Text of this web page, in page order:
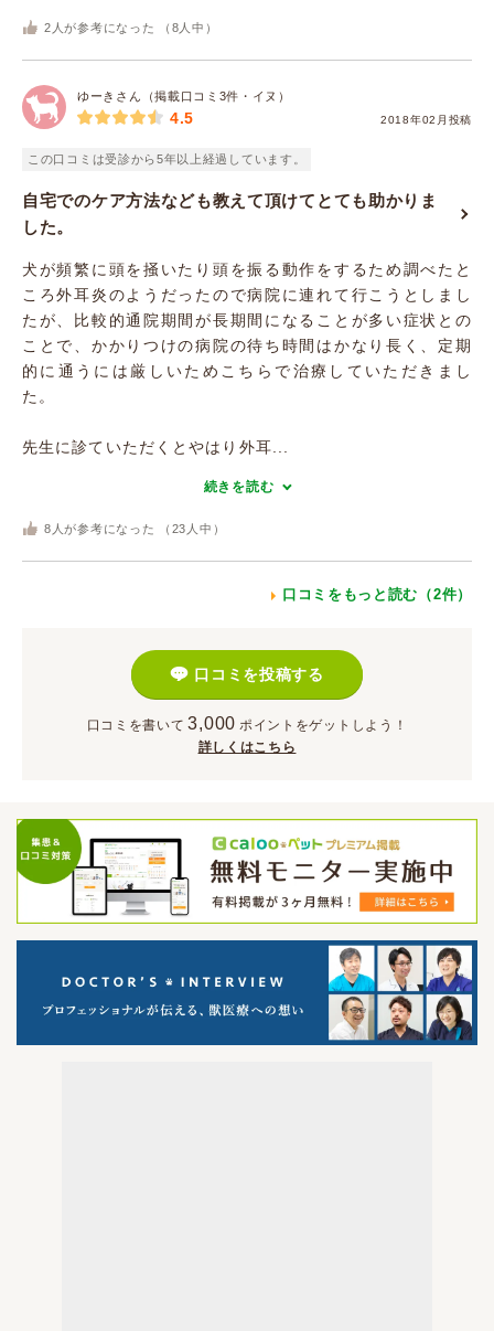
2 人が参考になった （ 8 人中）
ゆーきさん（掲載口コミ3件・イヌ）
2018年02月投稿
4.5
この口コミは受診から5年以上経過しています。
自宅でのケア方法なども教えて頂けてとても助かりま
した。
犬が頻繁に頭を掻いたり頭を振る動作をするため調べたと
ころ外耳炎のようだったので病院に連れて行こうとしまし
たが、比較的通院期間が長期間になることが多い症状との
ことで、かかりつけの病院の待ち時間はかなり長く、定期
的に通うには厳しいためこちらで治療していただきまし
た。
先生に診ていただくとやはり外耳...
続きを読む
8 人が参考になった （ 23 人中）
口コミをもっと読む（2件）
口コミを投稿する
口コミを書いて 3,000 ポイント をゲットしよう！
詳しくはこちら